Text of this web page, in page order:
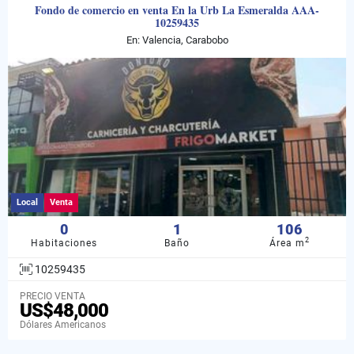
Fondo de comercio en venta En la Urb La Esmeralda AAA-
10259435
En: Valencia, Carabobo
Local Venta
0
Habitaciones
1
Baño
106
Área m2
10259435
PRECIO VENTA
US$48,000
Dólares Americanos